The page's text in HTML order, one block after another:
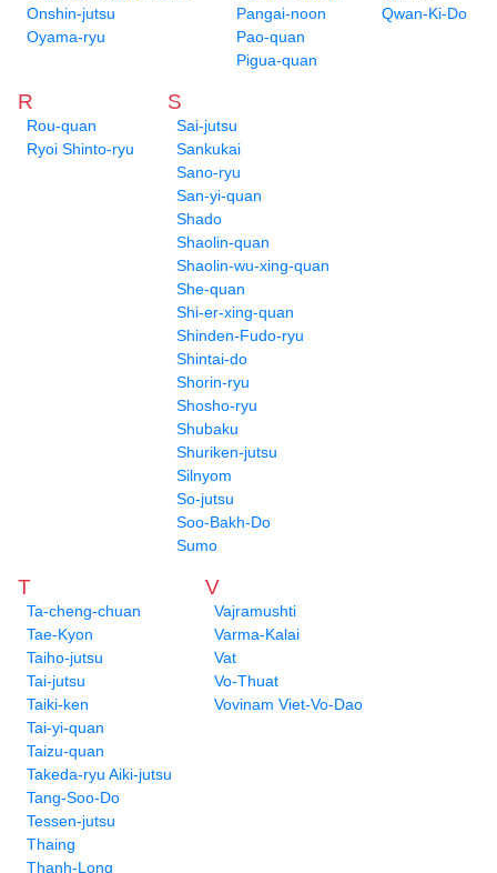
Onshin-jutsu
Oyama-ryu
Pangai-noon
Pao-quan
Pigua-quan
Qwan-Ki-Do
R
Rou-quan
Ryoi Shinto-ryu
S
Sai-jutsu
Sankukai
Sano-ryu
San-yi-quan
Shado
Shaolin-quan
Shaolin-wu-xing-quan
She-quan
Shi-er-xing-quan
Shinden-Fudo-ryu
Shintai-do
Shorin-ryu
Shosho-ryu
Shubaku
Shuriken-jutsu
Silnyom
So-jutsu
Soo-Bakh-Do
Sumo
T
Ta-cheng-chuan
Tae-Kyon
Taiho-jutsu
Tai-jutsu
Taiki-ken
Tai-yi-quan
Taizu-quan
Takeda-ryu Aiki-jutsu
Tang-Soo-Do
Tessen-jutsu
Thaing
Thanh-Long
V
Vajramushti
Varma-Kalai
Vat
Vo-Thuat
Vovinam Viet-Vo-Dao